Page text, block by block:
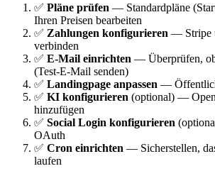
✅ Pläne prüfen — Standardpläne
Ihren Preisen bearbeiten
✅ Zahlungen konfigurieren — Stripe
verbinden
✅ E-Mail einrichten — Überprüfen,
(Test-E-Mail senden)
✅ Landingpage anpassen —
✅ KI konfigurieren (optional) —
hinzufügen
✅ Social Login konfigurieren
OAuth
✅ Cron einrichten — Sicherstellen,
laufen